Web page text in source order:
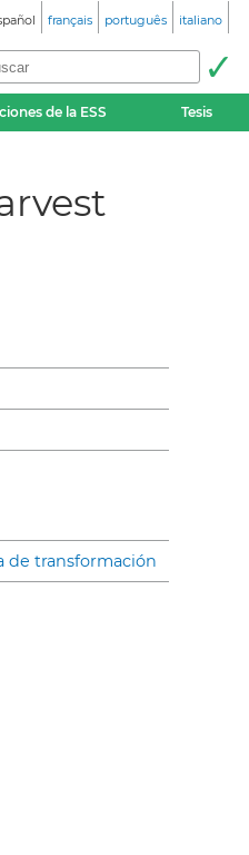
français português italiano
de la ESS Tesis
de transformación